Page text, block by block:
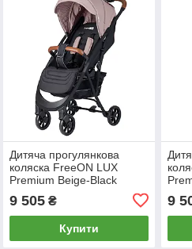
Дитяча прогулянкова
коляска FreeON LUX
Premium Beige-Black
компактна
9 505₴
Купити
9